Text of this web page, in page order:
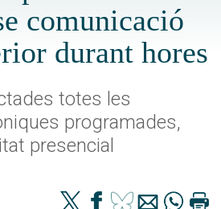
comunicació
durant hores
totes les
programades,
presencial